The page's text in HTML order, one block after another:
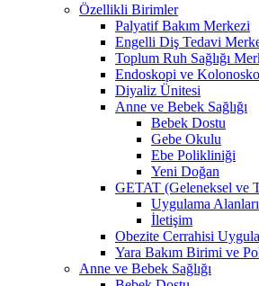
Özellikli Birimler
Palyatif Bakım Merkezi
Engelli Diş Tedavi
Toplum Ruh Sağlığı
Endoskopi ve
Diyaliz Ünitesi
Anne ve Bebek Sağlığı
Bebek Dostu
Gebe Okulu
Ebe Polikliniği
Yeni Doğan
GETAT (Geleneksel ve
Uygulama Alanları
İletişim
Obezite Cerrahisi
Yara Bakım Birimi ve
Anne ve Bebek Sağlığı